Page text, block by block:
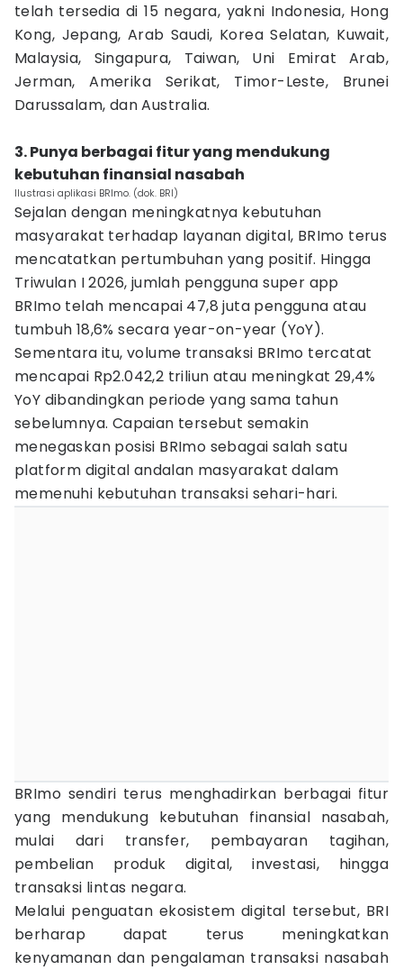
telah tersedia di 15 negara, yakni Indonesia, Hong
Kong, Jepang, Arab Saudi, Korea Selatan, Kuwait,
Malaysia, Singapura, Taiwan, Uni Emirat Arab,
Jerman, Amerika Serikat, Timor-Leste, Brunei
Darussalam, dan Australia.
3. Punya berbagai fitur yang mendukung
kebutuhan finansial nasabah
Ilustrasi aplikasi BRImo. (dok. BRI)
Sejalan dengan meningkatnya kebutuhan
masyarakat terhadap layanan digital, BRImo terus
mencatatkan pertumbuhan yang positif. Hingga
Triwulan I 2026, jumlah pengguna super app
BRImo telah mencapai 47,8 juta pengguna atau
tumbuh 18,6% secara year-on-year (YoY).
Sementara itu, volume transaksi BRImo tercatat
mencapai Rp2.042,2 triliun atau meningkat 29,4%
YoY dibandingkan periode yang sama tahun
sebelumnya. Capaian tersebut semakin
menegaskan posisi BRImo sebagai salah satu
platform digital andalan masyarakat dalam
memenuhi kebutuhan transaksi sehari-hari.
BRImo sendiri terus menghadirkan berbagai fitur
yang mendukung kebutuhan finansial nasabah,
mulai dari transfer, pembayaran tagihan,
pembelian produk digital, investasi, hingga
transaksi lintas negara.
Melalui penguatan ekosistem digital tersebut, BRI
berharap dapat terus meningkatkan
kenyamanan dan pengalaman transaksi nasabah